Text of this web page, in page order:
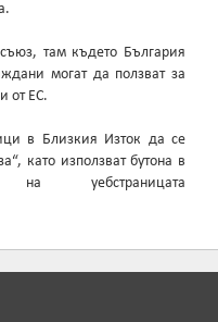
там където България
могат да ползват за
от ЕС.
в Близкия Изток да се
като използват бутона в
уебстраницата